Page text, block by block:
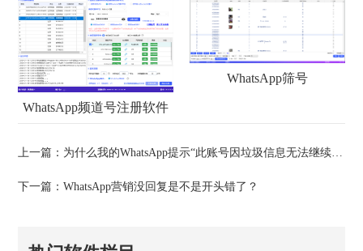
WhatsApp频道号注册软件
WhatsApp筛号
上一篇： 为什么我的WhatsApp提示“此账号因垃圾信息无法继续使用”？
下一篇：WhatsApp营销没回复是不是开头错了？